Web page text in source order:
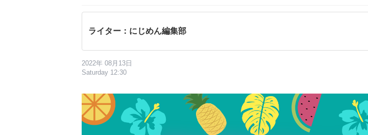
ライター：にじめん編集部
2022年 08月13日
Saturday 12:30